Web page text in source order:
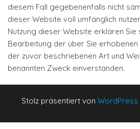
diesem Fall gegebenenfalls nicht
dieser Website voll umfänglich
Nutzung dieser Website erklären Sie
Bearbeitung der über Sie
der zuvor beschriebenen Art und
benannten Zweck einverstanden.
Stolz präsentiert von WordPress